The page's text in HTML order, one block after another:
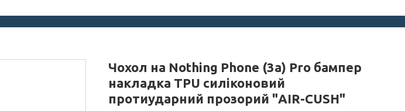
Чохол на Nothing Phone (3a) Pro бампер
накладка TPU силіконовий
протиударний прозорий "AIR-CUSH"